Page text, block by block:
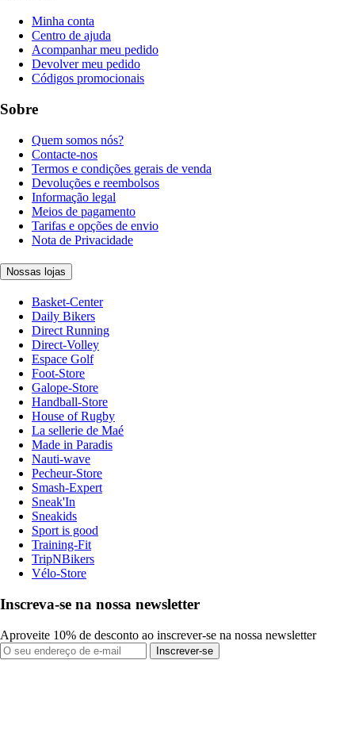
Minha conta
Centro de ajuda
Acompanhar meu pedido
Devolver meu pedido
Códigos promocionais
Sobre
Quem somos nós?
Contacte-nos
Termos e condições gerais de venda
Devoluções e reembolsos
Informação legal
Meios de pagamento
Tarifas e opções de envio
Nota de Privacidade
Nossas lojas
Basket-Center
Daily Bikers
Direct Running
Direct-Volley
Espace Golf
Foot-Store
Galope-Store
Handball-Store
House of Rugby
La sellerie de Maé
Made in Paradis
Nauti-wave
Pecheur-Store
Smash-Expert
Sneak'In
Sneakids
Sport is good
Training-Fit
TripNBikers
Vélo-Store
Inscreva-se na nossa newsletter
Aproveite 10% de desconto ao inscrever-se na nossa newsletter
Inscrever-se